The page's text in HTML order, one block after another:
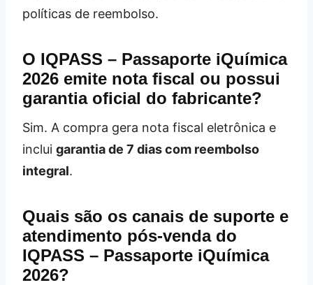
políticas de reembolso.
O IQPASS – Passaporte iQuímica
2026 emite nota fiscal ou possui
garantia oficial do fabricante?
Sim. A compra gera nota fiscal eletrônica e
inclui garantia de 7 dias com reembolso
integral.
Quais são os canais de suporte e
atendimento pós‑venda do
IQPASS – Passaporte iQuímica
2026?